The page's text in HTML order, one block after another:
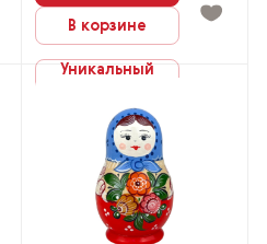
В корзине
Уникальный